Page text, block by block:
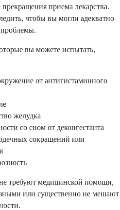
приема лекарства.
чтобы вы могли адекватно
проблемы.
вы можете испытать,
от антигистаминного
желудка
со сном от деконгестанта
сокращений или
требуют медицинской помощи,
или существенно не мешают